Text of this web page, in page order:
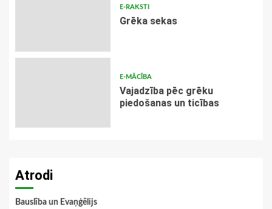
E-RAKSTI
Grēka sekas
E-MĀCĪBA
Vajadzība pēc grēku
piedošanas un ticības
Atrodi
Bauslība un Evaņģēlijs